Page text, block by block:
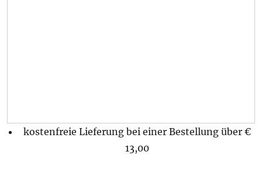
kostenfreie Lieferung bei einer Bestellung über €
13,00